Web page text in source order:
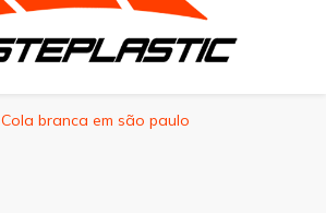
Cola branca em são paulo